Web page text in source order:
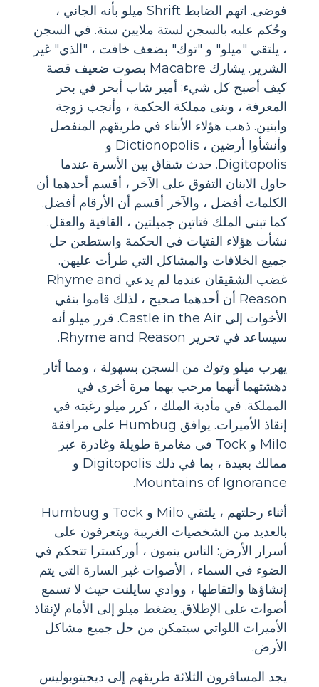
فوضى. اتهم الضابط Shrift ميلو بأنه الجاني ،
وحُكم عليه بالسجن لستة ملايين سنة. في السجن
، يلتقي "ميلو" و "توك" بضعف خافت ، "الذي" غير
الشرير. يشارك Macabre بصوت ضعيف قصة
كيف أصبح كل شيء: أمير شاب أبحر في بحر
المعرفة ، وبنى مملكة الحكمة ، وأنجب زوجة
وابنين. ذهب هؤلاء الأبناء في طريقهم المنفصل
وأنشأوا أرضين ، Dictionopolis و
Digitopolis. حدث شقاق بين الأسرة عندما
حاول الابنان التفوق على الآخر ، أقسم أحدهما أن
الكلمات أفضل ، والآخر أقسم أن الأرقام أفضل.
كما تبنى الملك فتاتين جميلتين ، القافية والعقل.
نشأت هؤلاء الفتيات في الحكمة واستطعن حل
جميع الخلافات والمشاكل التي طرأت عليهن.
غضب الشقيقان عندما لم يدعي Rhyme and
Reason أن أحدهما صحيح ، لذلك قاموا بنفي
الأخوات إلى Castle in the Air. قرر ميلو أنه
سيساعد في تحرير Rhyme and Reason.
يهرب ميلو وتوك من السجن بسهولة ، ومما أثار
دهشتهما أنهما مرحب بهما مرة أخرى في
المملكة. في مأدبة الملك ، كرر ميلو رغبته في
إنقاذ الأميرات. يوافق Humbug على مرافقة
Milo و Tock في مغامرة طويلة وغادرة عبر
ممالك بعيدة ، بما في ذلك Digitopolis و
Mountains of Ignorance.
أثناء رحلتهم ، يلتقي Milo و Tock و Humbug
بالعديد من الشخصيات الغريبة ويتعرفون على
أسرار الأرض: الناس ينمون ، أوركسترا تتحكم في
الضوء في السماء ، الأصوات غير السارة التي يتم
إنشاؤها والتقاطها ، ووادي سايلنت حيث لا تسمع
أصوات على الإطلاق. يضغط ميلو إلى الأمام لإنقاذ
الأميرات اللواتي سيتمكن من حل جميع مشاكل
الأرض.
يجد المسافرون الثلاثة طريقهم إلى ديجيتوبوليس